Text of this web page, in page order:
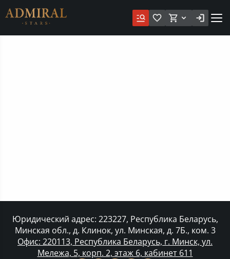
Юридический адрес: 223227, Республика Беларусь,
Минская обл., д. Клинок, ул. Минская, д. 7Б., ком. 3
Офис: 220113, Республика Беларусь, г. Минск, ул.
Мележа, 5, корп. 2, этаж 6, кабинет 611